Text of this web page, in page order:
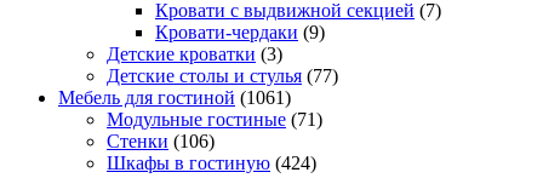
Кровати с выдвижной секцией (7)
Кровати-чердаки (9)
Детские кроватки (3)
Детские столы и стулья (77)
Мебель для гостиной (1061)
Модульные гостиные (71)
Стенки (106)
Шкафы в гостиную (424)